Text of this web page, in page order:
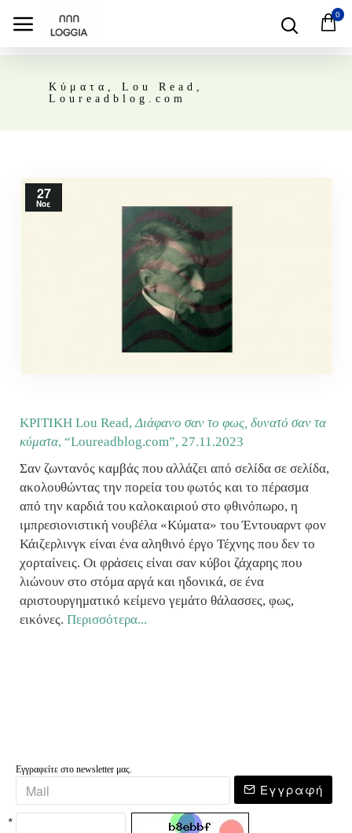
0
Κύματα, Lou Read,
Loureadblog.com
27
Νοε
ΚΡΙΤΙΚΗ Lou Read, Διάφανο σαν το φως, δυνατό σαν τα
κύματα, “Loureadblog.com”, 27.11.2023
Σαν ζωντανός καμβάς που αλλάζει από σελίδα σε σελίδα,
ακολουθώντας την πορεία του φωτός και το πέρασμα
από την καρδιά του καλοκαιριού στο φθινόπωρο, η
ιμπρεσιονιστική νουβέλα «Κύματα» του Έντουαρντ φον
Κάιζερλινγκ είναι ένα αληθινό έργο Τέχνης που δεν το
χορταίνεις. Οι φράσεις είναι σαν κύβοι ζάχαρης που
λιώνουν στο στόμα αργά και ηδονικά, σε ένα
αριστουργηματικό κείμενο γεμάτο θάλασσες, φως,
εικόνες. Περισσότερα...
Εγγραφείτε στο newsletter μας.
Εγγραφή